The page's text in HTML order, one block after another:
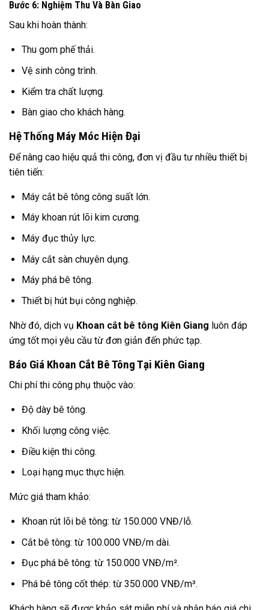
Bước 6: Nghiệm Thu Và Bàn Giao
Sau khi hoàn thành:
Thu gom phế thải.
Vệ sinh công trình.
Kiểm tra chất lượng.
Bàn giao cho khách hàng.
Hệ Thống Máy Móc Hiện Đại
Để nâng cao hiệu quả thi công, đơn vị đầu tư nhiều thiết bị
tiên tiến:
Máy cắt bê tông công suất lớn.
Máy khoan rút lõi kim cương.
Máy đục thủy lực.
Máy cắt sàn chuyên dụng.
Máy phá bê tông.
Thiết bị hút bụi công nghiệp.
Nhờ đó, dịch vụ Khoan cắt bê tông Kiên Giang luôn đáp
ứng tốt mọi yêu cầu từ đơn giản đến phức tạp.
Báo Giá Khoan Cắt Bê Tông Tại Kiên Giang
Chi phí thi công phụ thuộc vào:
Độ dày bê tông.
Khối lượng công việc.
Điều kiện thi công.
Loại hạng mục thực hiện.
Mức giá tham khảo:
Khoan rút lõi bê tông: từ 150.000 VNĐ/lỗ.
Cắt bê tông: từ 100.000 VNĐ/m dài.
Đục phá bê tông: từ 150.000 VNĐ/m².
Phá bê tông cốt thép: từ 350.000 VNĐ/m³.